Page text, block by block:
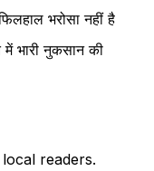
भरोसा नहीं है
भारी नुकसान की
readers.